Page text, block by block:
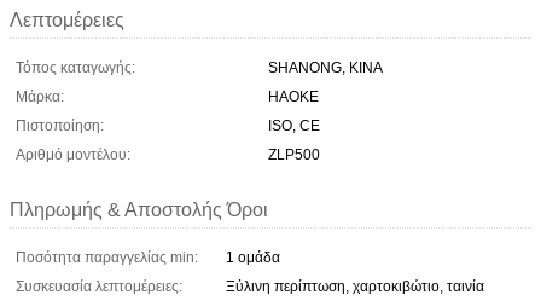
Λεπτομέρειες
Τόπος καταγωγής:
SHANONG, ΚΙΝΑ
Μάρκα:
HAOKE
Πιστοποίηση:
ISO, CE
Αριθμό μοντέλου:
ZLP500
Πληρωμής & Αποστολής Όροι
Ποσότητα παραγγελίας min:
1 ομάδα
Συσκευασία λεπτομέρειες:
Ξύλινη περίπτωση, χαρτοκιβώτιο, ταινία